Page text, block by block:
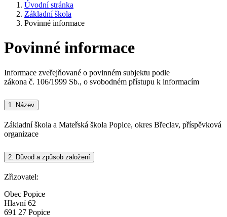
Úvodní stránka
Základní škola
Povinné informace
Povinné informace
Informace zveřejňované o povinném subjektu podle
zákona č. 106/1999 Sb., o svobodném přístupu k informacím
1. Název
Základní škola a Mateřská škola Popice, okres Břeclav, příspěvková
organizace
2. Důvod a způsob založení
Zřizovatel:
Obec Popice
Hlavní 62
691 27 Popice